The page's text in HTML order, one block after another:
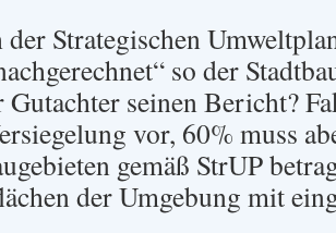
Strategischen
so der
Gutachter seinen Bericht?
vor, 60% muss
gemäß StrUP
der Umgebung mit